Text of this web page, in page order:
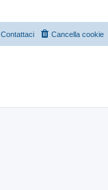
Cancella cookie
Contattaci